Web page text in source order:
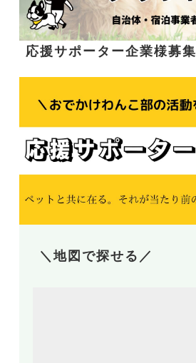
応援サポーター企業様募集
＼地図で探せる／